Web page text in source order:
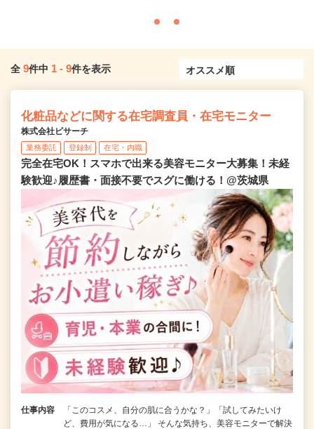
全 9件中 1 - 9件を表示
化粧品などに関する在宅調査員・在宅モニター
株式会社ビサーチ
業務委託 登録制 在宅・内職
完全在宅OK！スマホで出来る美容モニター大募集！未経
験歓迎♪履歴書・面接不要でスグに働ける！@茨城県
仕事内容
「このコスメ、自分の肌に合うかな？」「試してみたいけ
ど、費用が気になる…」 そんな気持ち、美容モニターで解決